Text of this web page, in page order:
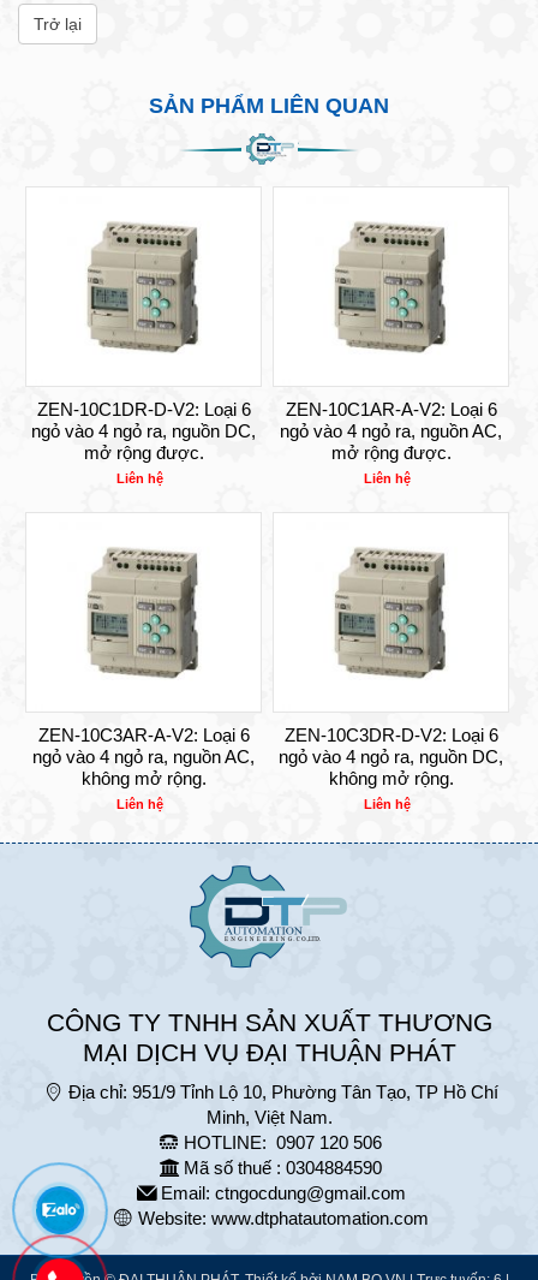
Trở lại
SẢN PHẨM LIÊN QUAN
ZEN-10C1DR-D-V2: Loại 6
ngỏ vào 4 ngỏ ra, nguồn DC,
mở rộng được.
Liên hệ
ZEN-10C1AR-A-V2: Loại 6
ngỏ vào 4 ngỏ ra, nguồn AC,
mở rộng được.
Liên hệ
ZEN-10C3AR-A-V2: Loại 6
ngỏ vào 4 ngỏ ra, nguồn AC,
không mở rộng.
Liên hệ
ZEN-10C3DR-D-V2: Loại 6
ngỏ vào 4 ngỏ ra, nguồn DC,
không mở rộng.
Liên hệ
CÔNG TY TNHH SẢN XUẤT THƯƠNG
MẠI DỊCH VỤ ĐẠI THUẬN PHÁT
Địa chỉ: 951/9 Tỉnh Lộ 10, Phường Tân Tạo, TP Hồ Chí
Minh, Việt Nam.
HOTLINE: 0907 120 506
Mã số thuế : 0304884590
Email: ctngocdung@gmail.com
Website: www.dtphatautomation.com